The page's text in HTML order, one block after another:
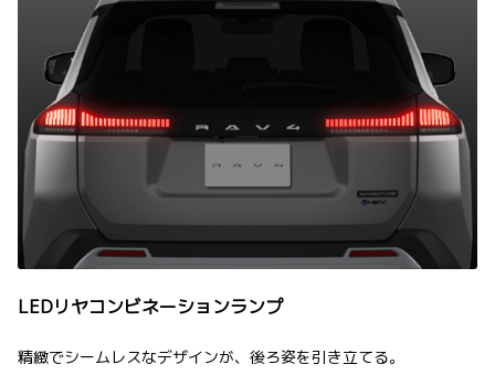
LEDリヤコンビネーションランプ
精緻でシームレスなデザインが、後ろ姿を引き立てる。